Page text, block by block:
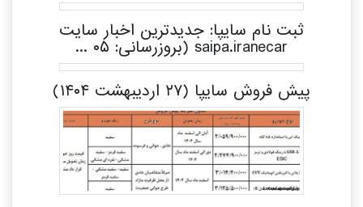
ثبت نام سایپا: جدیدترین اخبار سایت
saipa.iranecar (بروزرسانی: ۰۵ ...
پیش فروش سایپا (۲۷ اردیبهشت ۱۴۰۴)